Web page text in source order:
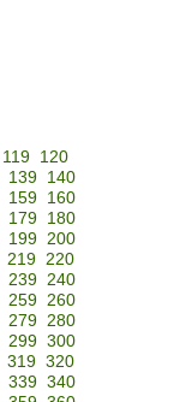
119 120
139
140
159
160
179
180
199 200
219 220
239 240
259 260
279 280
299 300
319 320
339 340